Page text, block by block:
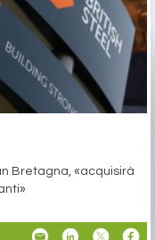
Bretagna, «acquisirà